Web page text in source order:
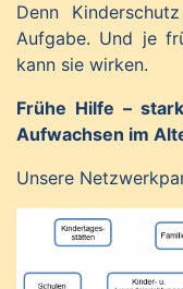
Denn
Aufgabe. Und je
kann sie wirken.
Frühe Hilfe –
Aufwachsen im
Unsere